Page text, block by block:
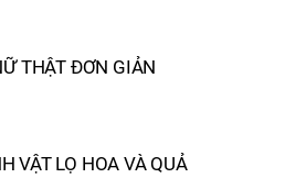
THẬT ĐƠN GIẢN
VẬT LỌ HOA VÀ QUẢ